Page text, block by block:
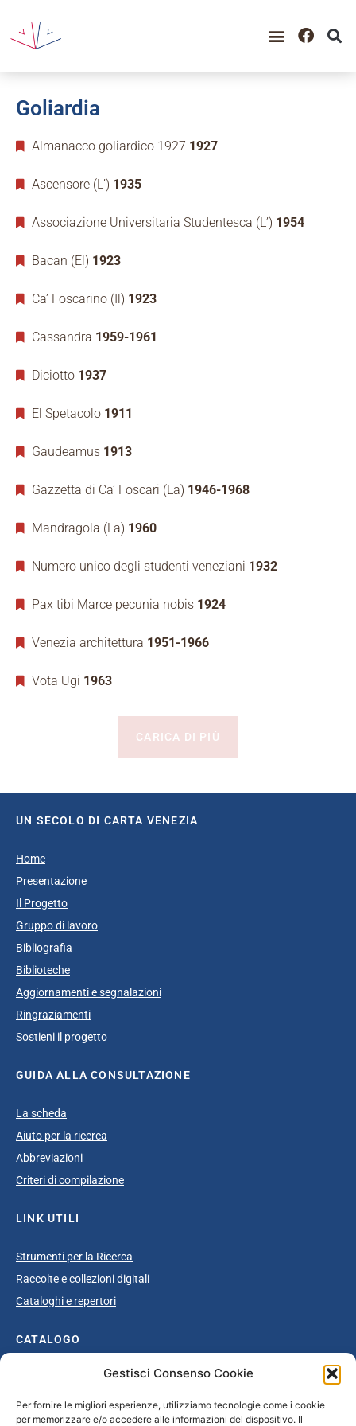
Gestisci Consenso Cookie
Per fornire le migliori esperienze, utilizziamo tecnologie come i cookie
per memorizzare e/o accedere alle informazioni del dispositivo. Il
Goliardia
Almanacco goliardico 1927 1927
Ascensore (L’) 1935
Associazione Universitaria Studentesca (L’) 1954
Bacan (El) 1923
Ca’ Foscarino (Il) 1923
Cassandra 1959-1961
Diciotto 1937
El Spetacolo 1911
Gaudeamus 1913
Gazzetta di Ca’ Foscari (La) 1946-1968
Mandragola (La) 1960
Numero unico degli studenti veneziani 1932
Pax tibi Marce pecunia nobis 1924
Venezia architettura 1951-1966
Vota Ugi 1963
CARICA DI PIÙ
UN SECOLO DI CARTA VENEZIA
Home
Presentazione
Il Progetto
Gruppo di lavoro
Bibliografia
Biblioteche
Aggiornamenti e segnalazioni
Ringraziamenti
Sostieni il progetto
GUIDA ALLA CONSULTAZIONE
La scheda
Aiuto per la ricerca
Abbreviazioni
Criteri di compilazione
LINK UTILI
Strumenti per la Ricerca
Raccolte e collezioni digitali
Cataloghi e repertori
CATALOGO
Catalogo completo
Ottocento
Età giolittiana